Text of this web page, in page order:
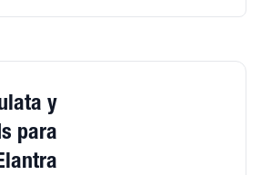
y
para